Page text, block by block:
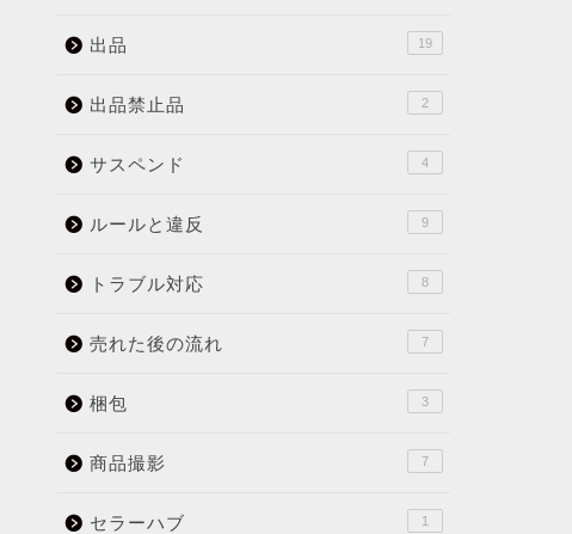
出品 19
出品禁止品 2
サスペンド 4
ルールと違反 9
トラブル対応 8
売れた後の流れ 7
梱包 3
商品撮影 7
セラーハブ 1